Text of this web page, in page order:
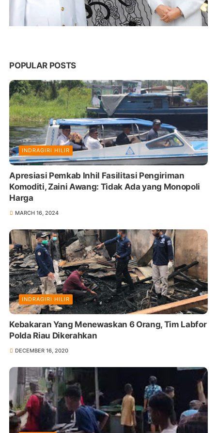
POPULAR POSTS
INDRAGIRI HILIR
Apresiasi Pemkab Inhil Fasilitasi Pengiriman
Komoditi, Zaini Awang: Tidak Ada yang Monopoli
Harga
MARCH 16, 2024
INDRAGIRI HILIR
Kebakaran Yang Menewaskan 6 Orang, Tim Labfor
Polda Riau Dikerahkan
DECEMBER 16, 2020